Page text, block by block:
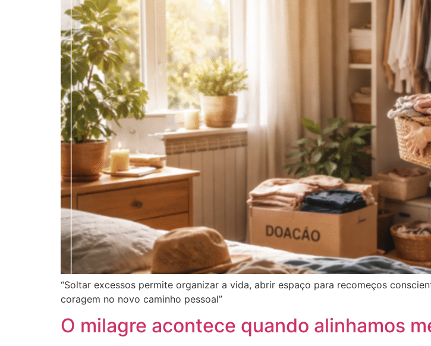
“Soltar excessos permite organizar a vida, abrir espaço para recomeços
coragem no novo caminho pessoal”
O milagre acontece quando alinhamos